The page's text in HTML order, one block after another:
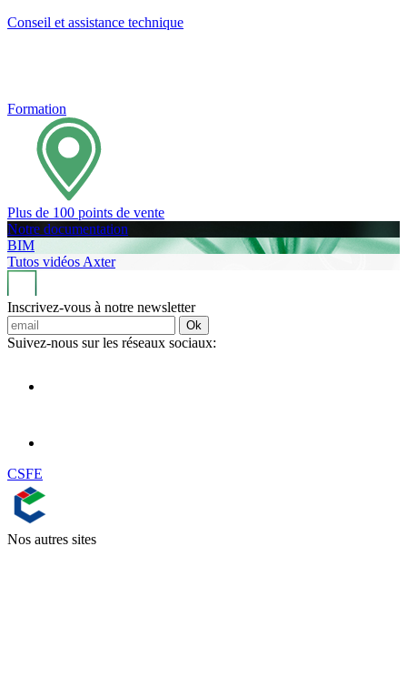
Conseil et assistance technique
Formation
Plus de 100 points de vente
Notre documentation
BIM
Tutos vidéos Axter
Inscrivez-vous à notre newsletter
Ok
Suivez-nous sur les réseaux sociaux:
CSFE
Nos autres sites